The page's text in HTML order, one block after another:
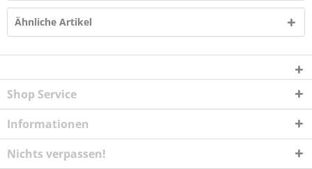
Ähnliche Artikel
Shop Service
Informationen
Nichts verpassen!